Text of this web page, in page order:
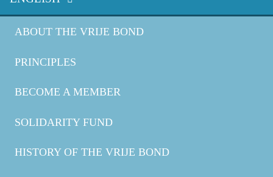
ABOUT THE VRIJE BOND
PRINCIPLES
BECOME A MEMBER
SOLIDARITY FUND
HISTORY OF THE VRIJE BOND